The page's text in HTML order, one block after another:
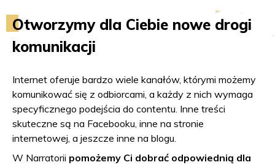
Otworzymy dla Ciebie nowe drogi
komunikacji
Internet oferuje bardzo wiele kanałów, którymi możemy
komunikować się z odbiorcami, a każdy z nich wymaga
specyficznego podejścia do contentu. Inne treści
skuteczne są na Facebooku, inne na stronie
internetowej, a jeszcze inne na blogu.
W Narratorii pomożemy Ci dobrać odpowiednią dla